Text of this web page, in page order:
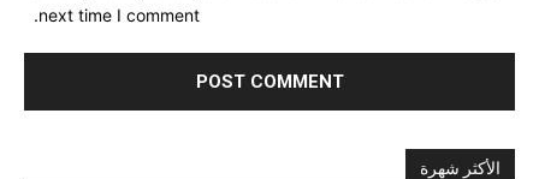
next time I comment.
الأكثر شهرة